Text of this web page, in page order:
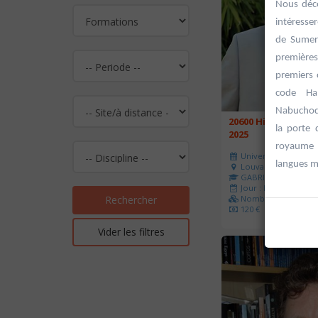
Rechercher
Vider les filtres
20600 Histoire de
2025
Université d'été 2026
Louvain-la-Neuve
GABRIEL Vincent
Jour : Lu-Ma-Me-Je-
Nombre de
120 €
Nous
de
premiers
code
la porte
royaume
langues